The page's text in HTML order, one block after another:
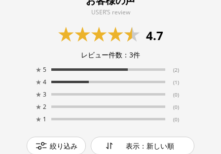
USER’S review
4.7
レビュー件数： 3件
★ 5 (2)
★ 4 (1)
★ 3 (0)
★ 2 (0)
★ 1 (0)
絞り込み 表示：新しい順